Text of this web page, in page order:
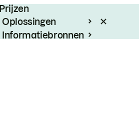
Prijzen
Oplossingen
Informatiebronnen